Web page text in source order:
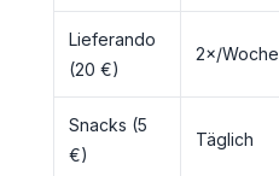
Lieferando
(20 €)
2×/Woche
Snacks (5
€)
Täglich